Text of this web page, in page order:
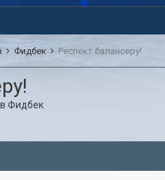
Фидбек Респект балансеру!
вФидбек